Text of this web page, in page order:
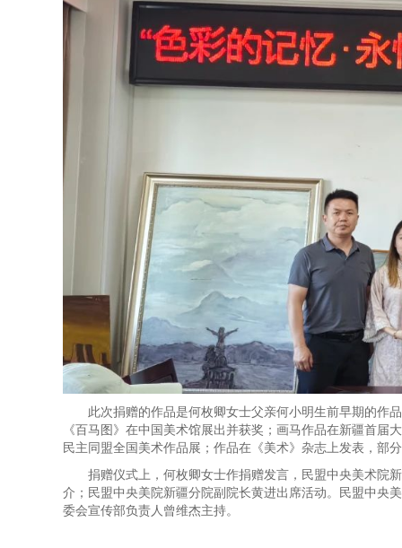
此次捐赠的作品是何枚卿女士父亲何小明生前早期的作
《百马图》在中国美术馆展出并获奖；画马作品在新疆首
民主同盟全国美术作品展；作品在《美术》杂志上发表，部
捐赠仪式上，何枚卿女士作捐赠发言，民盟中央美术院
介；民盟中央美院新疆分院副院长黄进出席活动。民盟中央
委会宣传部负责人曾维杰主持。